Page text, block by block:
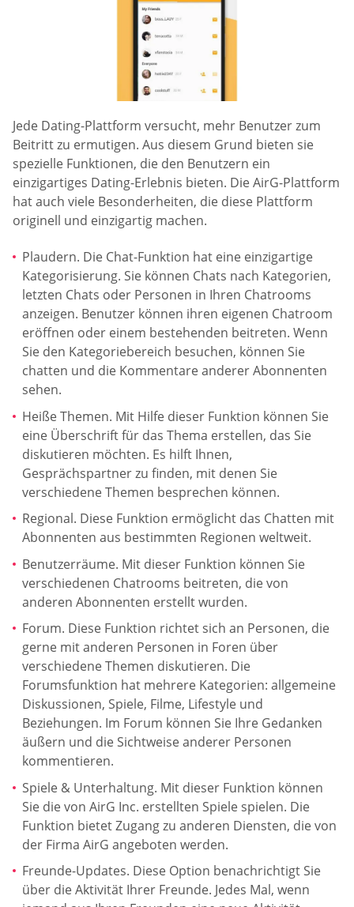
Jede Dating-Plattform versucht, mehr Benutzer zum
Beitritt zu ermutigen. Aus diesem Grund bieten sie
spezielle Funktionen, die den Benutzern ein
einzigartiges Dating-Erlebnis bieten. Die AirG-Plattform
hat auch viele Besonderheiten, die diese Plattform
originell und einzigartig machen.
Plaudern. Die Chat-Funktion hat eine einzigartige
Kategorisierung. Sie können Chats nach Kategorien,
letzten Chats oder Personen in Ihren Chatrooms
anzeigen. Benutzer können ihren eigenen Chatroom
eröffnen oder einem bestehenden beitreten. Wenn
Sie den Kategoriebereich besuchen, können Sie
chatten und die Kommentare anderer Abonnenten
sehen.
Heiße Themen. Mit Hilfe dieser Funktion können Sie
eine Überschrift für das Thema erstellen, das Sie
diskutieren möchten. Es hilft Ihnen,
Gesprächspartner zu finden, mit denen Sie
verschiedene Themen besprechen können.
Regional. Diese Funktion ermöglicht das Chatten mit
Abonnenten aus bestimmten Regionen weltweit.
Benutzerräume. Mit dieser Funktion können Sie
verschiedenen Chatrooms beitreten, die von
anderen Abonnenten erstellt wurden.
Forum. Diese Funktion richtet sich an Personen, die
gerne mit anderen Personen in Foren über
verschiedene Themen diskutieren. Die
Forumsfunktion hat mehrere Kategorien: allgemeine
Diskussionen, Spiele, Filme, Lifestyle und
Beziehungen. Im Forum können Sie Ihre Gedanken
äußern und die Sichtweise anderer Personen
kommentieren.
Spiele & Unterhaltung. Mit dieser Funktion können
Sie die von AirG Inc. erstellten Spiele spielen. Die
Funktion bietet Zugang zu anderen Diensten, die von
der Firma AirG angeboten werden.
Freunde-Updates. Diese Option benachrichtigt Sie
über die Aktivität Ihrer Freunde. Jedes Mal, wenn